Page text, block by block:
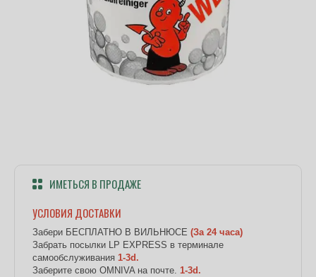
ИМЕТЬСЯ В ПРОДАЖЕ
УСЛОВИЯ ДОСТАВКИ
Забери БЕСПЛАТНО В ВИЛЬНЮСЕ (За 24 часа)
Забрать посылки LP EXPRESS в терминале
самообслуживания 1-3d.
Заберите свою OMNIVA на почте. 1-3d.